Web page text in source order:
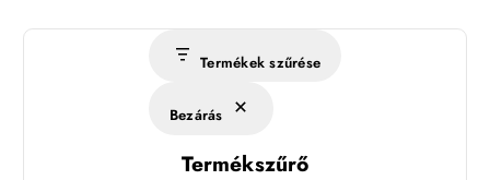
Termékek szűrése
Bezárás
Termékszűrő